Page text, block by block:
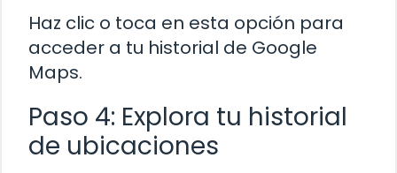
Haz clic o toca en esta opción para
acceder a tu historial de Google
Maps.
Paso 4: Explora tu historial
de ubicaciones